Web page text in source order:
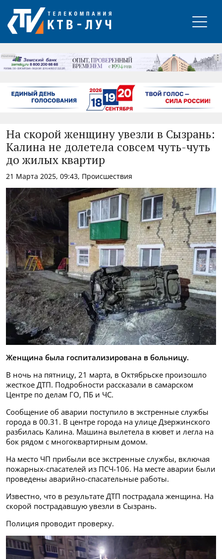
РЕКЛАМА
На скорой женщину увезли в Сызрань:
Калина не долетела совсем чуть-чуть
до жилых квартир
21 Марта 2025, 09:43, Происшествия
Женщина была госпитализирована в больницу.
В ночь на пятницу, 21 марта, в Октябрьске произошло
жесткое ДТП. Подробности рассказали в самарском
Центре по делам ГО, ПБ и ЧС.
Сообщение об аварии поступило в экстренные службы
города в 00.31. В центре города на улице Дзержинского
разбилась Калина. Машина вылетела в кювет и легла на
бок рядом с многоквартирным домом.
На место ЧП прибыли все экстренные службы, включая
пожарных-спасателей из ПСЧ-106. На месте аварии были
проведены аварийно-спасательные работы.
Известно, что в результате ДТП пострадала женщина. На
скорой пострадавшую увезли в Сызрань.
Полиция проводит проверку.